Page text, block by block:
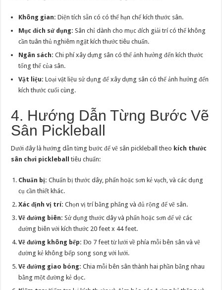
Không gian: Diện tích sẵn có có thể hạn chế kích thước sân.
Mục đích sử dụng: Sân chỉ dành cho mục đích giải trí có thể không
cần tuân thủ nghiêm ngặt kích thước tiêu chuẩn.
Ngân sách: Chi phí xây dựng sân có thể ảnh hưởng đến kích thước
tổng thể của sân.
Vật liệu: Loại vật liệu sử dụng để xây dựng sân có thể ảnh hưởng đến
kích thước cuối cùng.
4. Hướng Dẫn Từng Bước Vẽ
Sân Pickleball
Dưới đây là hướng dẫn từng bước để vẽ sân pickleball theo kích thước
sân chơi pickleball tiêu chuẩn:
Chuẩn bị: Chuẩn bị thước dây, phấn hoặc sơn kẻ vạch, và các dụng
cụ cần thiết khác.
Xác định vị trí: Chọn vị trí bằng phẳng và đủ rộng để vẽ sân.
Vẽ đường biên: Sử dụng thước dây và phấn hoặc sơn để vẽ các
đường biên với kích thước 20 feet x 44 feet.
Vẽ đường không bếp: Đo 7 feet từ lưới về phía mỗi bên sân và vẽ
đường kẻ không bếp song song với lưới.
Vẽ đường giao bóng: Chia mỗi bên sân thành hai phần bằng nhau
bằng một đường kẻ dọc.